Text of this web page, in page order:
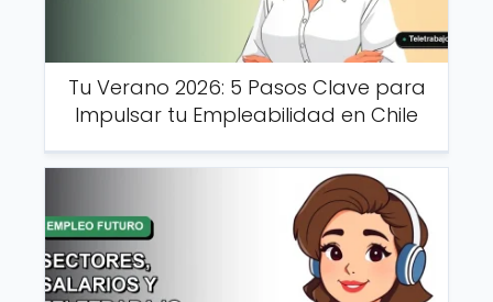
Tu Verano 2026: 5 Pasos Clave para
Impulsar tu Empleabilidad en Chile